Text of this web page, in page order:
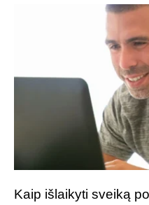
Kaip išlaikyti sveiką